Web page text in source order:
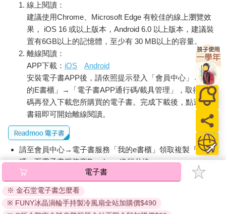
詢問「潤日者」為什麼選擇日本，他們最常提到的理由包含物價
比其他先進國家來得便宜，氣候宜人之外，其他包括諸如同為漢
字文化圈，所以不會說日語也能待在日本生活。
日本之所以成為「潤」的甜蜜點，在於相較歐美各國正逐漸縮小
與限制黃金簽證（即投資簽證），日本則反其道而行，放寬相關
的長期滯留簽證。
就我過去的採訪經驗而言，從二○一○年代中期開始，在日本也慢
慢地出現有關「潤」的徵兆。
二○一四年年底，正當中國政府反貪腐運動如火如荼之際，令計劃
這位高官曾接受李友的行賄，後者則擔任從北京大學拆分創辦
「方正集團」的執行長。據說李友贈送給這位中箭落馬高官的妻
兒的賄賂，包括兩棟價值「三億八千萬美元的京都豪邸」，這在
中國引起熱烈討論。
一過完新年，我就前往仍處處殘雪的京都，造訪這處成為新聞熱
門話題的傳統日式宅邸。這裡原本是拒收陌生客人的高級旅館，
但聽說連前首相森喜朗也曾造訪此地。
線上閱讀：
建議使用Chrome、Microsoft Edge 有較佳的線上瀏覽效
果， iOS 16 或以上版本，Android 6.0 以上版本，建議裝
置有6GB以上的記憶體，至少有 30 MB以上的容量。
離線閱讀：
APP下載： iOS
Android
安裝電子書APP後，請依照提示登入「會員中心」→「我
的E書櫃」→「電子書APP通行碼/載具管理」，取得通行
碼再登入下載您所購買的電子書。完成下載後，點選任一
書籍即可開始離線閱讀。
請至會員中心→電子書服務「我的e書櫃」領取複製『兌換
碼』至電子書服務商Readmoo進行兌換。
退換貨須知：
因版權保護，您在金石堂所購買的電子書僅能以金石堂專屬
的閱讀軟體開啟閱讀，無法以其他閱讀器或直接下載檔案。
電子書
※ 金石堂電子書怎麼看
※ FUNY冰晶渦輪手持製冷風扇全站加購價$490